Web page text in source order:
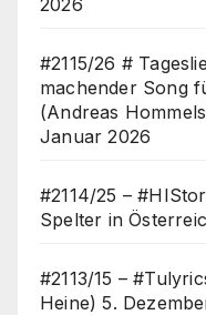
#2115/26 #
machender Song
(Andreas
Januar 2026
#2114/25 –
Spelter in
#2113/15 –
Heine) 5.